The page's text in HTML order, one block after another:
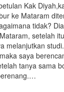
Kak
ke Mataram
tidak?
setelah
melanjutkan
saya
tanya sama